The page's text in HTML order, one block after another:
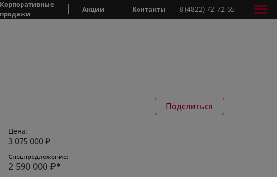
Корпоративные
продажи
Акции Контакты 8 (4822) 72-72-55
Поделиться
Цена:
3 075 000 ₽
Спецпредложение:
2 590 000 ₽*